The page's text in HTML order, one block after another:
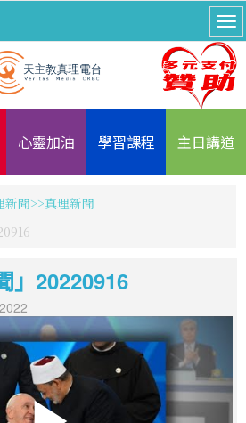
心靈加油 學習課程 主日講道
新聞
真理新聞
」20220916